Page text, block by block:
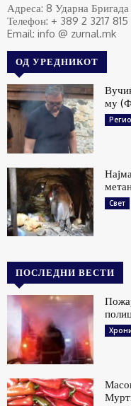
Адреса: 8 Ударна Бригада
Телефон: + 389 2 3217 815
Email: info @ zurnal.mk
ОД УРЕДНИКОТ
му
Свет
ПОСЛЕДНИ ВЕСТИ